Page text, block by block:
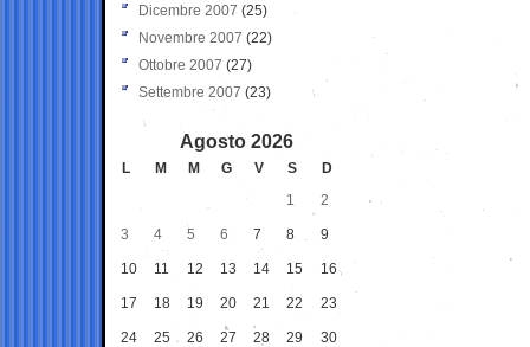
Dicembre 2007 (25)
Novembre 2007 (22)
Ottobre 2007 (27)
Settembre 2007 (23)
Agosto 2026
L M M G V S
D
1
2
3 4 5 6 7 8 9
10 11 12 13 14 15 16
17 18 19 20 21 22 23
24 25 26 27 28 29 30